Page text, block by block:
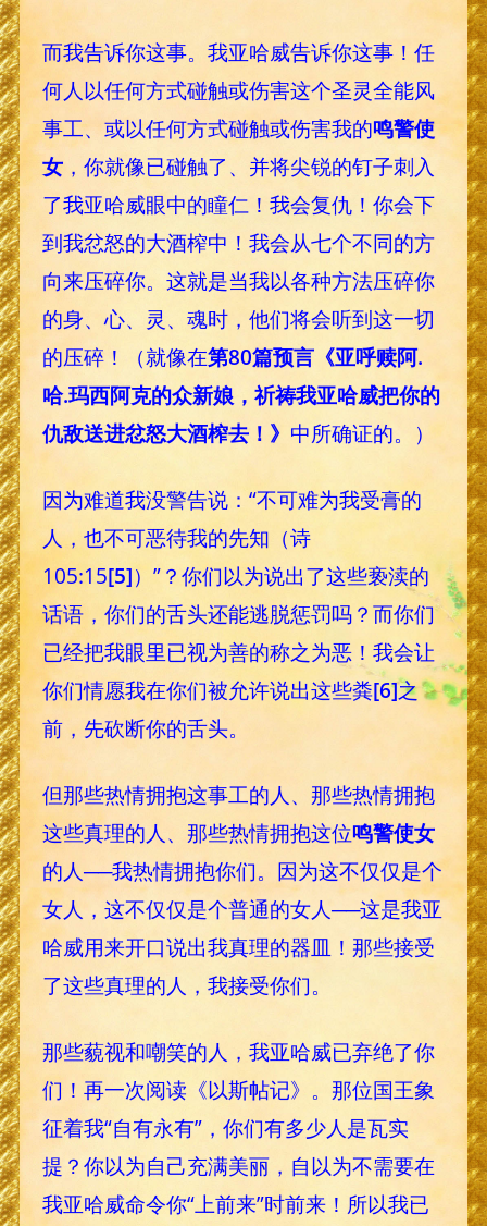
而我告诉你这事。我亚哈威告诉你这事！任
何人以任何方式碰触或伤害这个圣灵全能风
事工、或以任何方式碰触或伤害我的鸣警使
女，你就像已碰触了、并将尖锐的钉子刺入
了我亚哈威眼中的瞳仁！我会复仇！你会下
到我忿怒的大酒榨中！我会从七个不同的方
向来压碎你。这就是当我以各种方法压碎你
的身、心、灵、魂时，他们将会听到这一切
的压碎！（就像在第80篇预言《亚呼赎阿.
哈.玛西阿克的众新娘，祈祷我亚哈威把你的
仇敌送进忿怒大酒榨去！》 中所确证的。）
因为难道我没警告说：“不可难为我受膏的
人，也不可恶待我的先知（诗
105:15[5]）”？你们以为说出了这些亵渎的
话语，你们的舌头还能逃脱惩罚吗？而你们
已经把我眼里已视为善的称之为恶！我会让
你们情愿我在你们被允许说出这些粪[6]之
前，先砍断你的舌头。
但那些热情拥抱这事工的人、那些热情拥抱
这些真理的人、那些热情拥抱这位鸣警使女
的人──我热情拥抱你们。因为这不仅仅是个
女人，这不仅仅是个普通的女人──这是我亚
哈威用来开口说出我真理的器皿！那些接受
了这些真理的人，我接受你们。
那些藐视和嘲笑的人，我亚哈威已弃绝了你
们！再一次阅读《以斯帖记》。那位国王象
征着我“自有永有”，你们有多少人是瓦实
提？你以为自己充满美丽，自以为不需要在
我亚哈威命令你“上前来”时前来！所以我已